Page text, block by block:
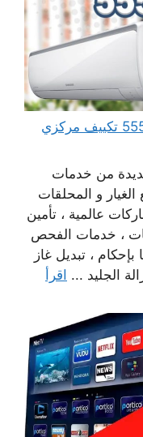
فني تكييف وتبريد الرميثية 55560390 تكييف مركزي
من خدمات
الغيار و المحلقات
عالمية ، تأمين
، خدمات الفحص
بإحكام ، تبديل غاز
الجليد ... اقرأ